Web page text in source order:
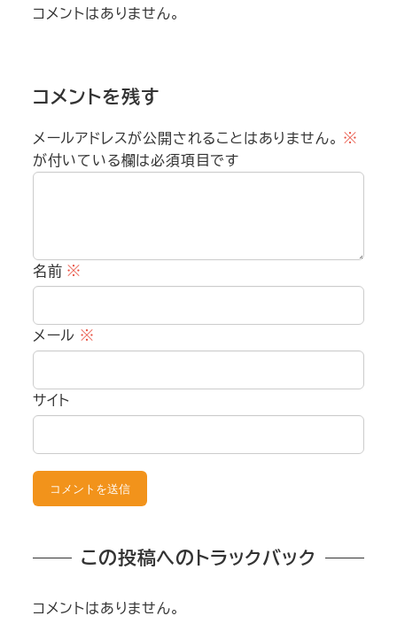
コメントはありません。
コメントを残す
メールアドレスが公開されることはありません。
※
が付いている欄は必須項目です
名前 ※
メール ※
サイト
この投稿へのトラックバック
コメントはありません。